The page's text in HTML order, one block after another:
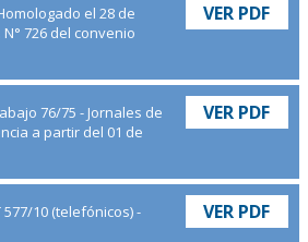
el 28 de
726 del convenio
VER PDF
76/75 - Jornales de
a partir del 01 de
VER PDF
577/10 (telefónicos) -
VER PDF